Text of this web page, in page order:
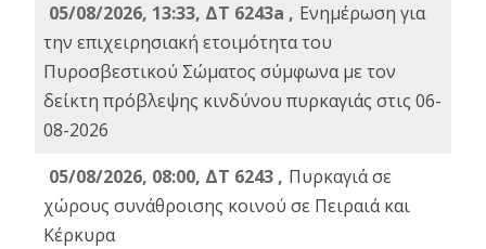
05/08/2026, 13:33, ΔΤ 6243a , Ενημέρωση για
την επιχειρησιακή ετοιμότητα του
Πυροσβεστικού Σώματος σύμφωνα με τον
δείκτη πρόβλεψης κινδύνου πυρκαγιάς στις 06-
08-2026
05/08/2026, 08:00, ΔΤ 6243 , Πυρκαγιά σε
χώρους συνάθροισης κοινού σε Πειραιά και
Κέρκυρα